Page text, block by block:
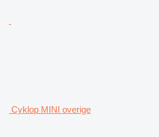
Cyklop MINI overige